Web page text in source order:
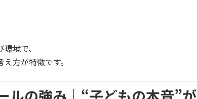
境で、
方が特徴です。